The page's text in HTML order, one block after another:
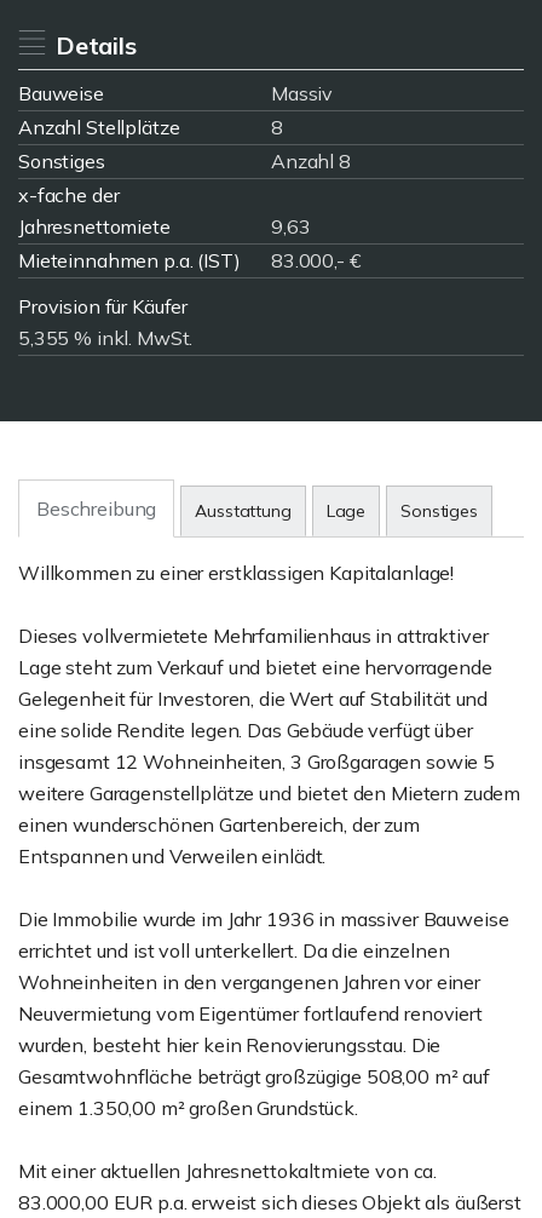
Details
Bauweise
Massiv
Anzahl Stellplätze
8
Sonstiges
Anzahl 8
x-fache der
Jahresnettomiete
9,63
Mieteinnahmen p.a. (IST)
83.000,- €
Provision für Käufer
5,355 % inkl. MwSt.
Beschreibung Ausstattung Lage Sonstiges
Willkommen zu einer erstklassigen Kapitalanlage!
Dieses vollvermietete Mehrfamilienhaus in attraktiver
Lage steht zum Verkauf und bietet eine hervorragende
Gelegenheit für Investoren, die Wert auf Stabilität und
eine solide Rendite legen. Das Gebäude verfügt über
insgesamt 12 Wohneinheiten, 3 Großgaragen sowie 5
weitere Garagenstellplätze und bietet den Mietern zudem
einen wunderschönen Gartenbereich, der zum
Entspannen und Verweilen einlädt.
Die Immobilie wurde im Jahr 1936 in massiver Bauweise
errichtet und ist voll unterkellert. Da die einzelnen
Wohneinheiten in den vergangenen Jahren vor einer
Neuvermietung vom Eigentümer fortlaufend renoviert
wurden, besteht hier kein Renovierungsstau. Die
Gesamtwohnfläche beträgt großzügige 508,00 m² auf
einem 1.350,00 m² großen Grundstück.
Mit einer aktuellen Jahresnettokaltmiete von ca.
83.000,00 EUR p.a. erweist sich dieses Objekt als äußerst